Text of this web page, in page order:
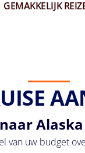
GEMAKKELIJK
uw budget